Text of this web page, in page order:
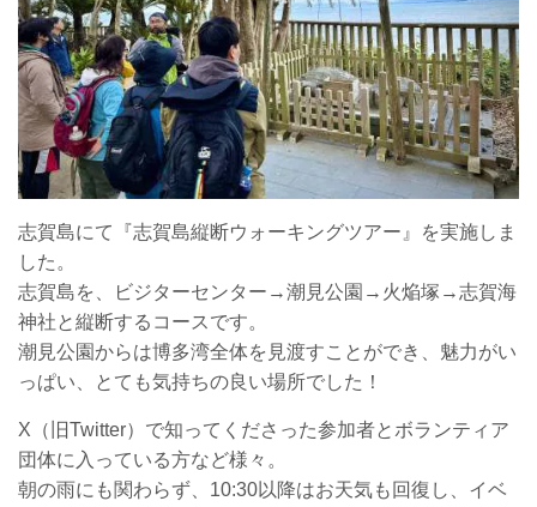
志賀島にて『志賀島縦断ウォーキングツアー』を実施しま
した。
志賀島を、ビジターセンター→潮見公園→火焔塚→志賀海
神社と縦断するコースです。
潮見公園からは博多湾全体を見渡すことができ、魅力がい
っぱい、とても気持ちの良い場所でした！
X（旧Twitter）で知ってくださった参加者とボランティア
団体に入っている方など様々。
朝の雨にも関わらず、10:30以降はお天気も回復し、イベ